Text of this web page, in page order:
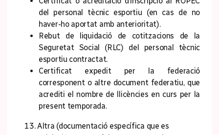
del personal tècnic esportiu (en cas de no
haver-ho aportat amb anterioritat).
Rebut de liquidació de cotitzacions de la
Seguretat Social (RLC) del personal tècnic
esportiu contractat.
Certificat expedit per la federació
corresponent o altre document federatiu, que
acrediti el nombre de llicències en curs per la
present temporada.
13. Altra (documentació específica que es